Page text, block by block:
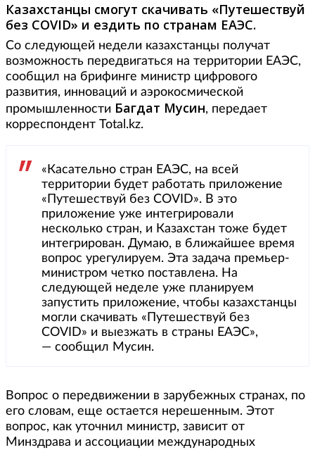
Казахстанцы смогут скачивать «Путешествуй
без COVID» и ездить по странам ЕАЭС.
Со следующей недели казахстанцы получат
возможность передвигаться на территории ЕАЭС,
сообщил на брифинге министр цифрового
развития, инноваций и аэрокосмической
промышленности Багдат Мусин, передает
корреспондент Total.kz.
«Касательно стран ЕАЭС, на всей
территории будет работать приложение
«Путешествуй без COVID». В это
приложение уже интегрировали
несколько стран, и Казахстан тоже будет
интегрирован. Думаю, в ближайшее время
вопрос урегулируем. Эта задача премьер-
министром четко поставлена. На
следующей неделе уже планируем
запустить приложение, чтобы казахстанцы
могли скачивать «Путешествуй без
COVID» и выезжать в страны ЕАЭС»,
— сообщил Мусин.
Вопрос о передвижении в зарубежных странах, по
его словам, еще остается нерешенным. Этот
вопрос, как уточнил министр, зависит от
Минздрава и ассоциации международных